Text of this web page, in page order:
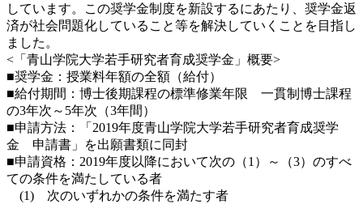
しています。この奨学金制度を新設するにあたり、奨学金返
済が社会問題化していること等を解決していくことを目指し
ました。
<「青山学院大学若手研究者育成奨学金」概要>
■奨学金：授業料年額の全額（給付）
■給付期間：博士後期課程の標準修業年限 一貫制博士課程
の3年次～5年次（3年間）
■申請方法：「2019年度青山学院大学若手研究者育成奨学
金 申請書」を出願書類に同封
■申請資格：2019年度以降において次の（1）～（3）のすべ
ての条件を満たしている者
(1) 次のいずれかの条件を満たす者